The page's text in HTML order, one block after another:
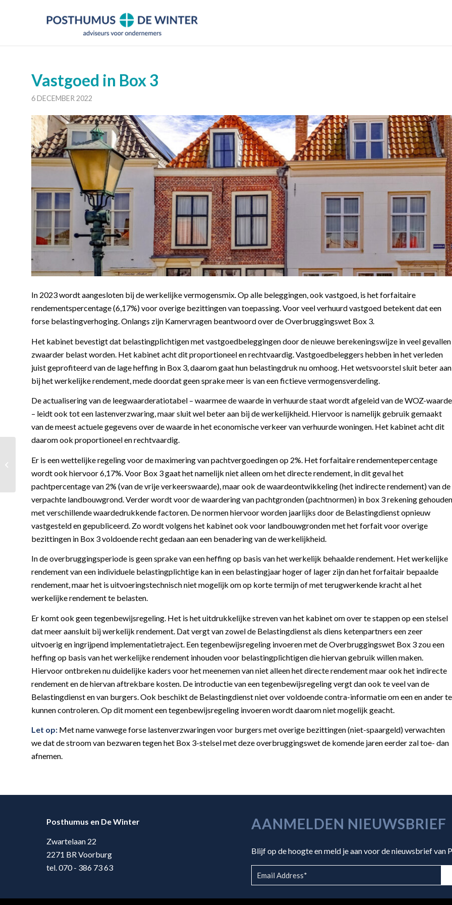
Vastgoed in Box 3
6 DECEMBER 2022
In 2023 wordt aangesloten bij de werkelijke vermogensmix. Op alle beleggingen, ook vastgoed, is het forfaitaire
rendementspercentage (6,17%) voor overige bezittingen van toepassing. Voor veel verhuurd vastgoed betekent dat een
forse belastingverhoging. Onlangs zijn Kamervragen beantwoord over de Overbruggingswet Box 3.
Het kabinet bevestigt dat belastingplichtigen met vastgoedbeleggingen door de nieuwe berekeningswijze in veel gevallen
zwaarder belast worden. Het kabinet acht dit proportioneel en rechtvaardig. Vastgoedbeleggers hebben in het verleden
juist geprofiteerd van de lage heffing in Box 3, daarom gaat hun belastingdruk nu omhoog. Het wetsvoorstel sluit beter aan
bij het werkelijke rendement, mede doordat geen sprake meer is van een fictieve vermogensverdeling.
De actualisering van de leegwaarderatiotabel – waarmee de waarde in verhuurde staat wordt afgeleid van de WOZ-waarde
– leidt ook tot een lastenverzwaring, maar sluit wel beter aan bij de werkelijkheid. Hiervoor is namelijk gebruik gemaakt
van de meest actuele gegevens over de waarde in het economische verkeer van verhuurde woningen. Het kabinet acht dit
daarom ook proportioneel en rechtvaardig.
Er is een wettelijke regeling voor de maximering van pachtvergoedingen op 2%. Het forfaitaire rendementepercentage
wordt ook hiervoor 6,17%. Voor Box 3 gaat het namelijk niet alleen om het directe rendement, in dit geval het
pachtpercentage van 2% (van de vrije verkeerswaarde), maar ook de waardeontwikkeling (het indirecte rendement) van de
verpachte landbouwgrond. Verder wordt voor de waardering van pachtgronden (pachtnormen) in box 3 rekening gehouden
met verschillende waardedrukkende factoren. De normen hiervoor worden jaarlijks door de Belastingdienst opnieuw
vastgesteld en gepubliceerd. Zo wordt volgens het kabinet ook voor landbouwgronden met het forfait voor overige
bezittingen in Box 3 voldoende recht gedaan aan een benadering van de werkelijkheid.
In de overbruggingsperiode is geen sprake van een heffing op basis van het werkelijk behaalde rendement. Het werkelijke
rendement van een individuele belastingplichtige kan in een belastingjaar hoger of lager zijn dan het forfaitair bepaalde
rendement, maar het is uitvoeringstechnisch niet mogelijk om op korte termijn of met terugwerkende kracht al het
werkelijke rendement te belasten.
Er komt ook geen tegenbewijsregeling. Het is het uitdrukkelijke streven van het kabinet om over te stappen op een stelsel
dat meer aansluit bij werkelijk rendement. Dat vergt van zowel de Belastingdienst als diens ketenpartners een zeer
uitvoerig en ingrijpend implementatietraject. Een tegenbewijsregeling invoeren met de Overbruggingswet Box 3 zou een
heffing op basis van het werkelijke rendement inhouden voor belastingplichtigen die hiervan gebruik willen maken.
Hiervoor ontbreken nu duidelijke kaders voor het meenemen van niet alleen het directe rendement maar ook het indirecte
rendement en de hiervan aftrekbare kosten. De introductie van een tegenbewijsregeling vergt dan ook te veel van de
Belastingdienst en van burgers. Ook beschikt de Belastingdienst niet over voldoende contra-informatie om een en ander te
kunnen controleren. Op dit moment een tegenbewijsregeling invoeren wordt daarom niet mogelijk geacht.
Let op: Met name vanwege forse lastenverzwaringen voor burgers met overige bezittingen (niet-spaargeld) verwachten
we dat de stroom van bezwaren tegen het Box 3-stelsel met deze overbruggingswet de komende jaren eerder zal toe- dan
afnemen.
Posthumus en De Winter
Zwartelaan 22
2271 BR Voorburg
tel. 070 - 386 73 63
AANMELDEN NIEUWSBRIEF
Blijf op de hoogte en meld je aan voor de nieuwsbrief van
UBO-register tijdelijk